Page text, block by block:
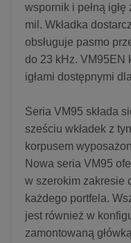
wspornik i pełną
mil. Wkładka
obsługuje pasmo
do 23 kHz. VM95EN
igłami dostępnymi
Seria VM95 składa
sześciu wkładek z
korpusem
Nowa seria VM95
w szerokim zakresie
każdego portfela.
jest również w
zamontowaną